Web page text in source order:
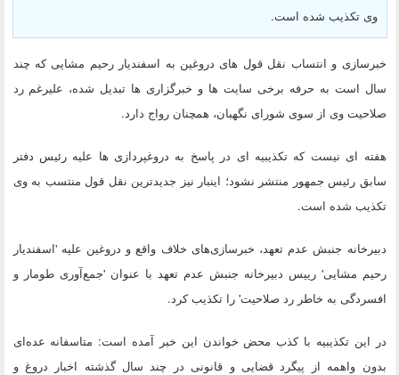
وی تکذیب شده است.
خبرسازی و انتساب نقل قول های دروغین به اسفندیار رحیم مشایی که چند
سال است به حرفه برخی سایت ها و خبرگزاری ها تبدیل شده، علیرغم رد
صلاحیت وی از سوی شورای نگهبان، همچنان رواج دارد.
هفته ای نیست که تکذیبیه ای در پاسخ به دروغپردازی ها علیه رئیس دفتر
سابق رئیس جمهور منتشر نشود؛ اینبار نیز جدیدترین نقل قول منتسب به وی
تکذیب شده است.
دبیرخانه جنبش عدم تعهد، خبرسازی‌های خلاف واقع و دروغین علیه 'اسفندیار
رحیم مشایی' رییس دبیرخانه جنبش عدم تعهد با عنوان 'جمع‌آوری طومار و
افسردگی به خاطر رد صلاحیت' را تکذیب کرد.
در این تکذیبیه با کذب محض خواندن این خبر آمده است: متاسفانه عده‌ای
بدون واهمه از پیگرد قضایی و قانونی در چند سال گذشته اخبار دروغ و